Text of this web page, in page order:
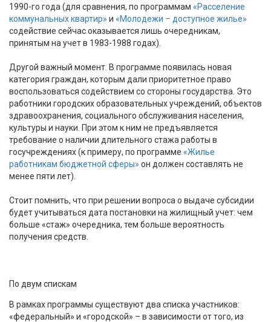
1990-го года (для сравнения, по программам «Расселение
коммунальных квартир» и «Молодежи – доступное жилье»
содействие сейчас оказывается лишь очередникам,
принятым на учет в 1983-1988 годах).
Другой важный момент. В программе появилась новая
категория граждан, которым дали приоритетное право
воспользоваться содействием со стороны государства. Это
работники городских образовательных учреждений, объектов
здравоохранения, социального обслуживания населения,
культуры и науки. При этом к ним не предъявляется
требование о наличии длительного стажа работы в
госучреждениях (к примеру, по программе «Жилье
работникам бюджетной сферы» он должен составлять не
менее пяти лет).
Стоит помнить, что при решении вопроса о выдаче субсидии
будет учитываться дата постановки на жилищный учет: чем
больше «стаж» очередника, тем больше вероятность
получения средств.
По двум спискам
В рамках программы существуют два списка участников:
«федеральный» и «городской» – в зависимости от того, из